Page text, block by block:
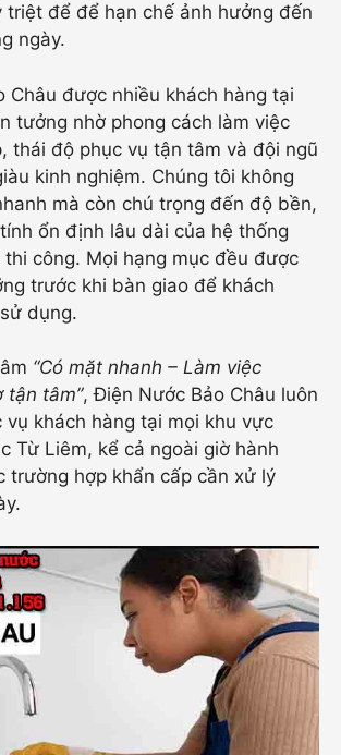
triệt để để hạn chế ảnh hưởng đến
ngày.
Châu được nhiều khách hàng tại
tưởng nhờ phong cách làm việc
thái độ phục vụ tận tâm và đội ngũ
kinh nghiệm. Chúng tôi không
mà còn chú trọng đến độ bền,
ổn định lâu dài của hệ thống
công. Mọi hạng mục đều được
trước khi bàn giao để khách
dụng.
“Có mặt nhanh – Làm việc
tận tâm”, Điện Nước Bảo Châu luôn
vụ khách hàng tại mọi khu vực
Từ Liêm, kể cả ngoài giờ hành
trường hợp khẩn cấp cần xử lý